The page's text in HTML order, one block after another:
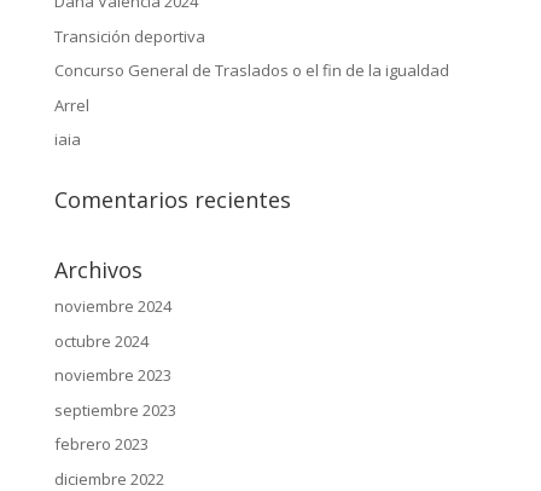
Transición deportiva
Concurso General de Traslados o el fin de la igualdad
Arrel
iaia
Comentarios recientes
Archivos
noviembre 2024
octubre 2024
noviembre 2023
septiembre 2023
febrero 2023
diciembre 2022